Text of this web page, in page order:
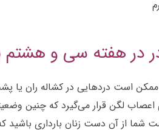
در هفته سی و هشتم
۳۸ بارداری ممکن است دردهایی در